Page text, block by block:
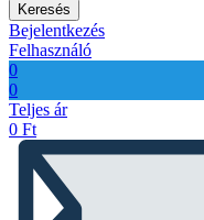
Keresés
Bejelentkezés
Felhasználó
0
0
Teljes ár
0 Ft